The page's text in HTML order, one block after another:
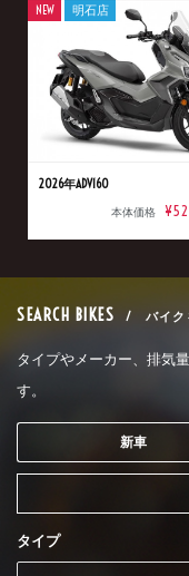
2026年ADV160
本体価格
NEW 明石店
SEARCH BIKES / バイク
タイプやメーカー、排気
す。
新車
タイプ